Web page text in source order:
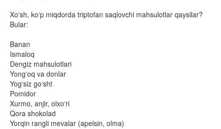
Xo‘sh, ko‘p miqdorda triptofan saqlovchi mahsulotlar qaysilar?
Bular:
Banan
Ismaloq
Dengiz mahsulotlari
Yong‘oq va donlar
Yog‘siz go‘sht
Pomidor
Xurmo, anjir, olxo‘ri
Qora shokolad
Yorqin rangli mevalar (apelsin, olma)